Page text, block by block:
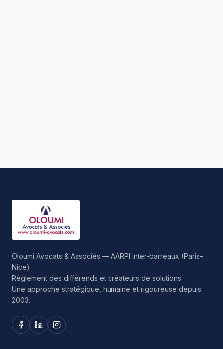
Oloumi Avocats & Associés — AARPI inter-barreaux (Paris–
Nice)
Règlement des différends et créateurs de solutions.
Une approche stratégique, humaine et rigoureuse depuis
2003.